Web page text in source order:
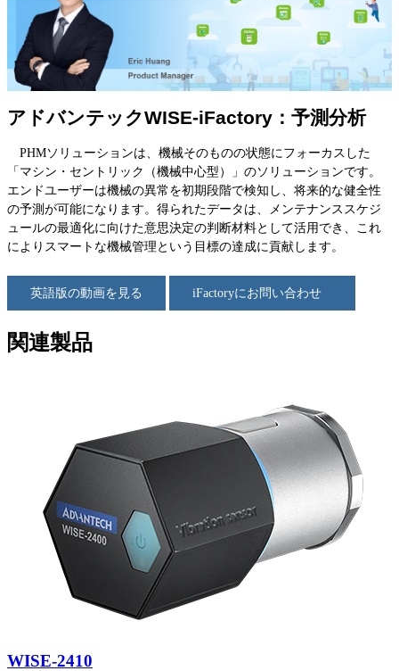
アドバンテックWISE-iFactory：予測分析
PHMソリューションは、機械そのものの状態にフォーカスした
「マシン・セントリック（機械中心型）」のソリューションです。
エンドユーザーは機械の異常を初期段階で検知し、将来的な健全性
の予測が可能になります。得られたデータは、メンテナンススケジ
ュールの最適化に向けた意思決定の判断材料として活用でき、これ
によりスマートな機械管理という目標の達成に貢献します。
英語版の動画を見る iFactoryにお問い合わせ
関連製品
WISE-2410